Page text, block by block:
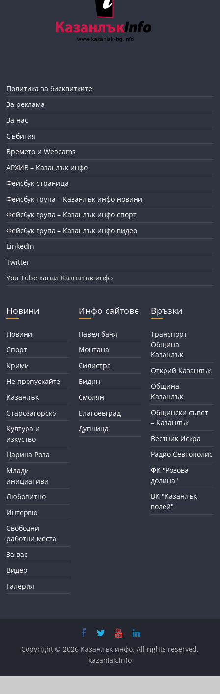
Политика за бисквитките
За реклама
За нас
Събития
Времето и Webcams
АРХИВ – Казанлък инфо
Фейсбук страница
Фейсбук група – Казанлък инфо новини
Фейсбук група – Казанлък инфо спорт
Фейсбук група – Казанлък инфо видео
LinkedIn
Twitter
You Tube канал Казналък инфо
Новини
Новини
Спорт
Крими
Не пропускайте
Казанлък
Старозагорско
Култура и
изкуство
Царица Роза
Млади
инициативи
Любопитно
Интервю
Свободни
работни места
За вас
Видео
Галерия
Инфо сайтове
Павел баня
Монтана
Силистра
Видин
Смолян
Благоевград
Дупница
Връзки
Транспорт
Община
Казанлък
Открий Казанлък
Община
Казанлък
Общински съвет
– Казанлък
Вестник Искра
Радио Севтополис
ФК "Розова
долина"
ВК "Казанлък
волей"
Copyright © 2026 Казанлък инфо. All rights reserved.
kazanlak.info